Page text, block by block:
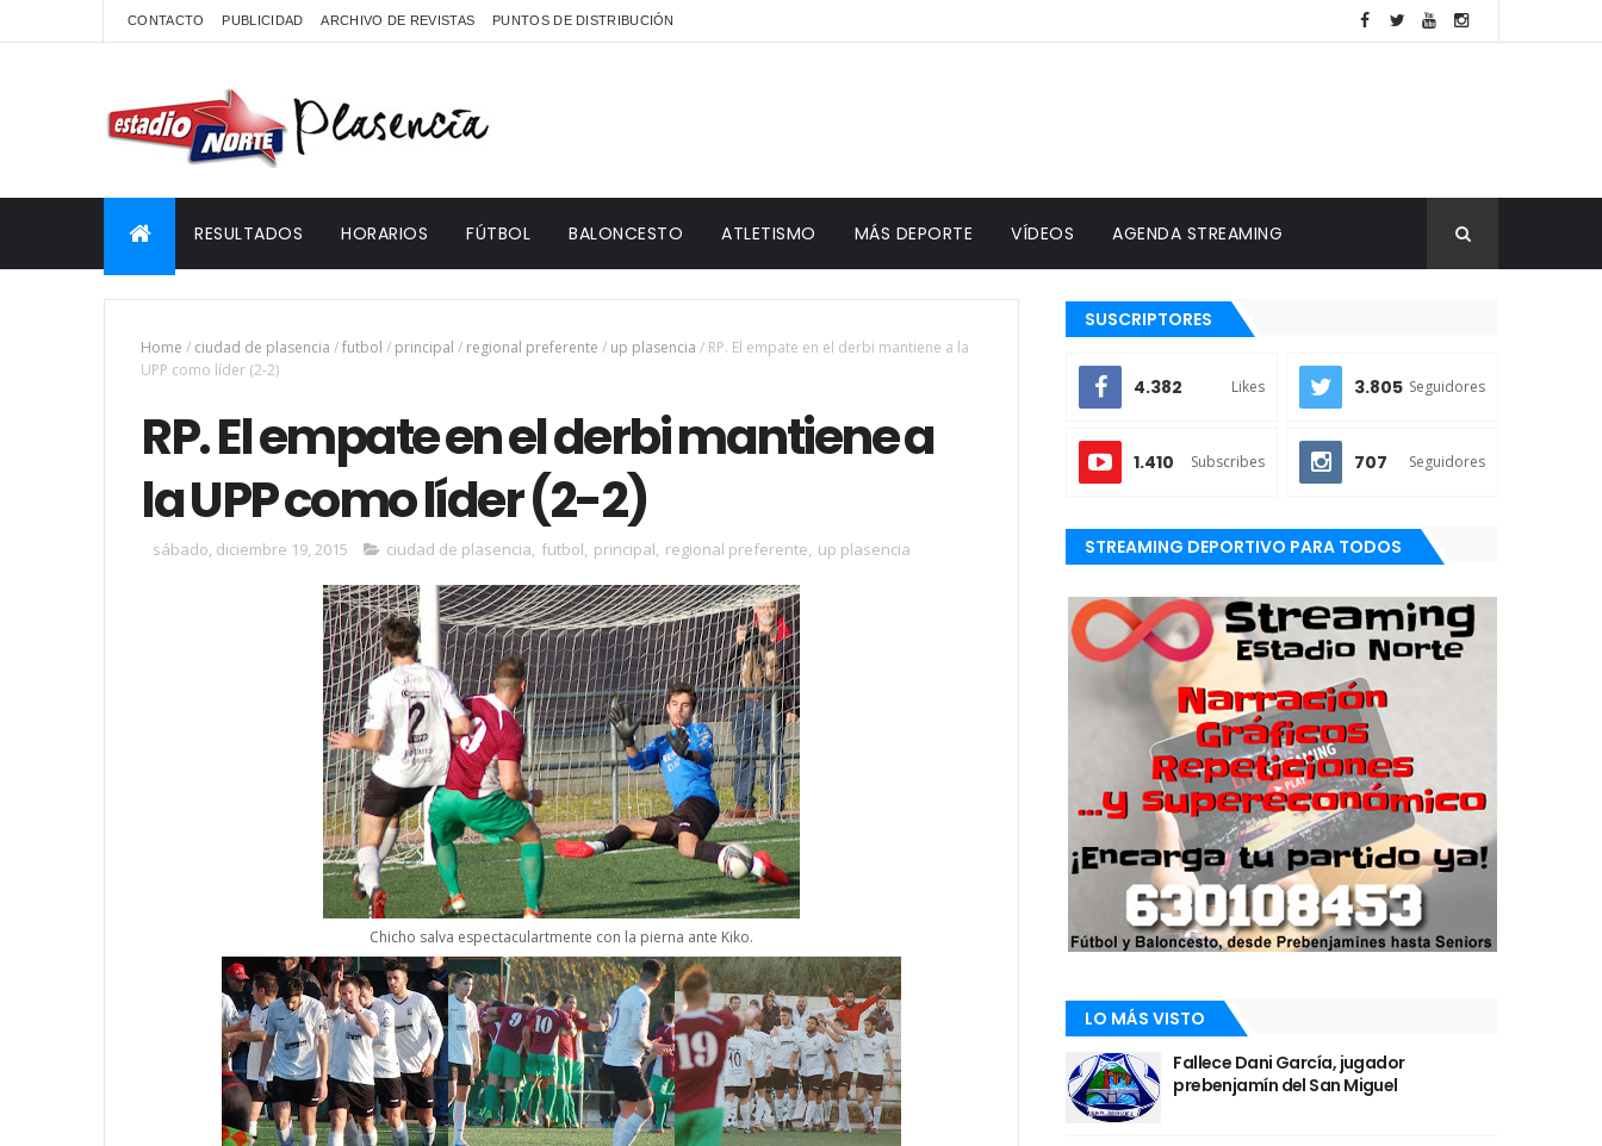
CONTACTO PUBLICIDAD ARCHIVO DE REVISTAS PUNTOS DE DISTRIBUCIÓN
RESULTADOS HORARIOS FÚTBOL BALONCESTO ATLETISMO MÁS DEPORTE VÍDEOS AGENDA STREAMING
Home / ciudad de plasencia /futbol / principal / regional preferente / up plasencia / RP. El empate en el derbi mantiene a la
UPP como líder (2-2)
RP. El empate en el derbi mantiene a
la UPP como líder (2-2)
sábado, diciembre 19, 2015 ciudad de plasencia, futbol, principal, regional preferente, up plasencia
Chicho salva espectaculartmente con la pierna ante Kiko.
SUSCRIPTORES
4.382 Likes 3.805 Seguidores
1.410 Subscribes 707 Seguidores
STREAMING DEPORTIVO PARA TODOS
LO MÁS VISTO
Fallece Dani García, jugador
prebenjamín del San Miguel